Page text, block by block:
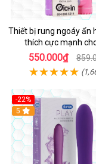
Thiết bị rung ngoáy ẩn
thích cực mạnh
550.000₫
-22%
Hot
5